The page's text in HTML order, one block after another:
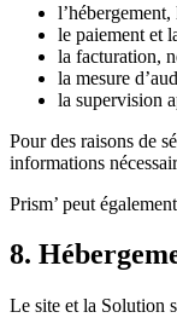
le paiement et
la facturation,
la mesure
la supervision
Pour des raisons de
informations
Prism’ peut
8.
Le site et la Solution